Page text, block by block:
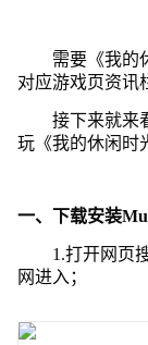
需要《我的
对应游戏页资讯
接下来就来
玩《我的休闲时
一、下载安装
1.打开网页
网进入；